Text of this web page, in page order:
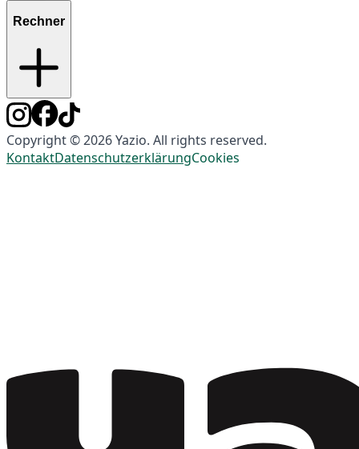
Rechner
Copyright © 2026 Yazio. All rights reserved.
KontaktDatenschutzerklärungCookies